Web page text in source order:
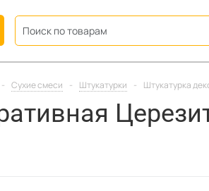
- Сухие смеси - Штукатурки - Штукатурка